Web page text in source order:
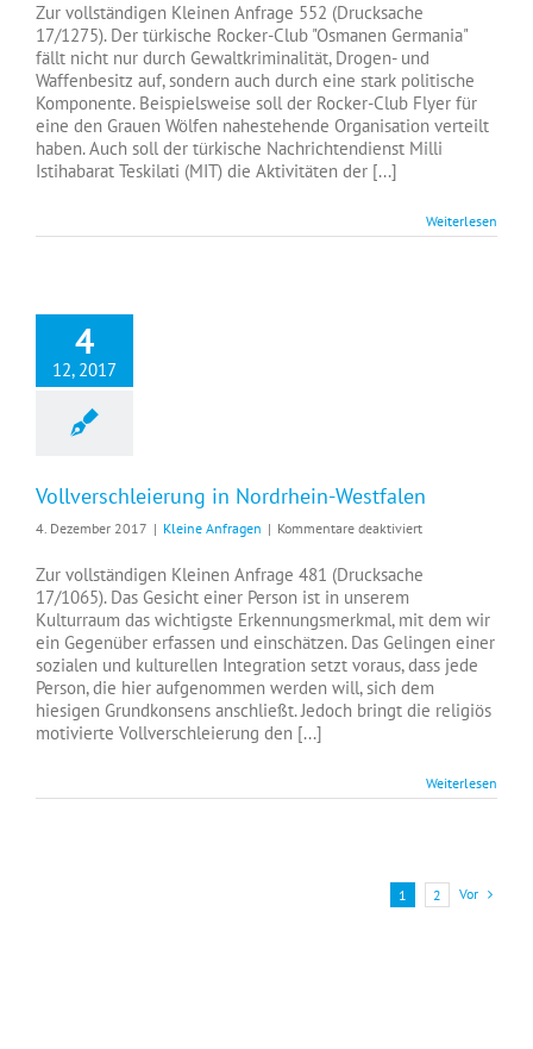
Rocker-
Erdogans
verlängerter
Arm
in
NRW?
Zur vollständigen Kleinen Anfrage 552 (Drucksache
17/1275). Der türkische Rocker-Club "Osmanen Germania"
fällt nicht nur durch Gewaltkriminalität, Drogen- und
Waffenbesitz auf, sondern auch durch eine stark politische
Komponente. Beispielsweise soll der Rocker-Club Flyer für
eine den Grauen Wölfen nahestehende Organisation verteilt
haben. Auch soll der türkische Nachrichtendienst Milli
Istihabarat Teskilati (MIT) die Aktivitäten der [...]
Weiterlesen
4
12, 2017
Vollverschleierung in Nordrhein-Westfalen
4. Dezember 2017 | Kleine Anfragen | Kommentare deaktiviertfür
in
Westfalen
Zur vollständigen Kleinen Anfrage 481 (Drucksache
17/1065). Das Gesicht einer Person ist in unserem
Kulturraum das wichtigste Erkennungsmerkmal, mit dem wir
ein Gegenüber erfassen und einschätzen. Das Gelingen einer
sozialen und kulturellen Integration setzt voraus, dass jede
Person, die hier aufgenommen werden will, sich dem
hiesigen Grundkonsens anschließt. Jedoch bringt die religiös
motivierte Vollverschleierung den [...]
Weiterlesen
1 2 Vor